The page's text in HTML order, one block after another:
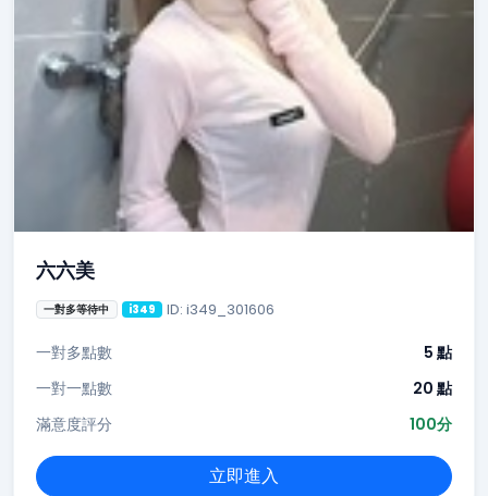
六六美
一對多等待中 i349 ID: i349_301606
一對多點數
5 點
一對一點數
20 點
滿意度評分
100分
立即進入